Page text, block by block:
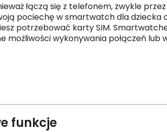
łączą się z telefonem, zwykle
pociechę w smartwatch dla dziecka
potrzebować karty SIM.
wykonywania połączeń lub
funkcje